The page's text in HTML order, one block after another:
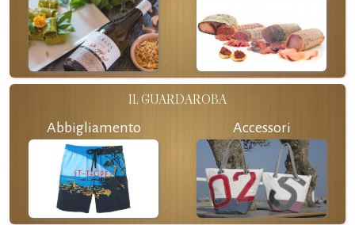
IL GUARDAROBA
Abbigliamento Accessori